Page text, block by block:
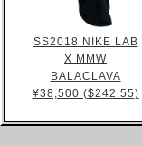
SS2018 NIKE LAB
X MMW
BALACLAVA
¥38,500 ($242.55)